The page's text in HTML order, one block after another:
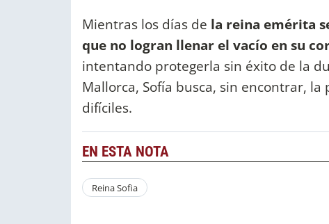
Mientras los días de la reina emérita
que no logran llenar el vacío en su
intentando protegerla sin éxito de la
Mallorca, Sofía busca, sin encontrar,
difíciles.
EN ESTA NOTA
Reina Sofia